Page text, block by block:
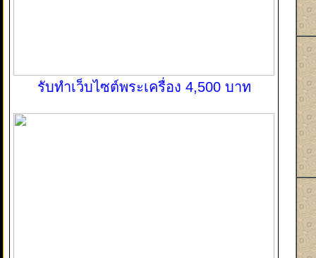
รับทำเว็บไซต์พระเครื่อง 4,500 บาท